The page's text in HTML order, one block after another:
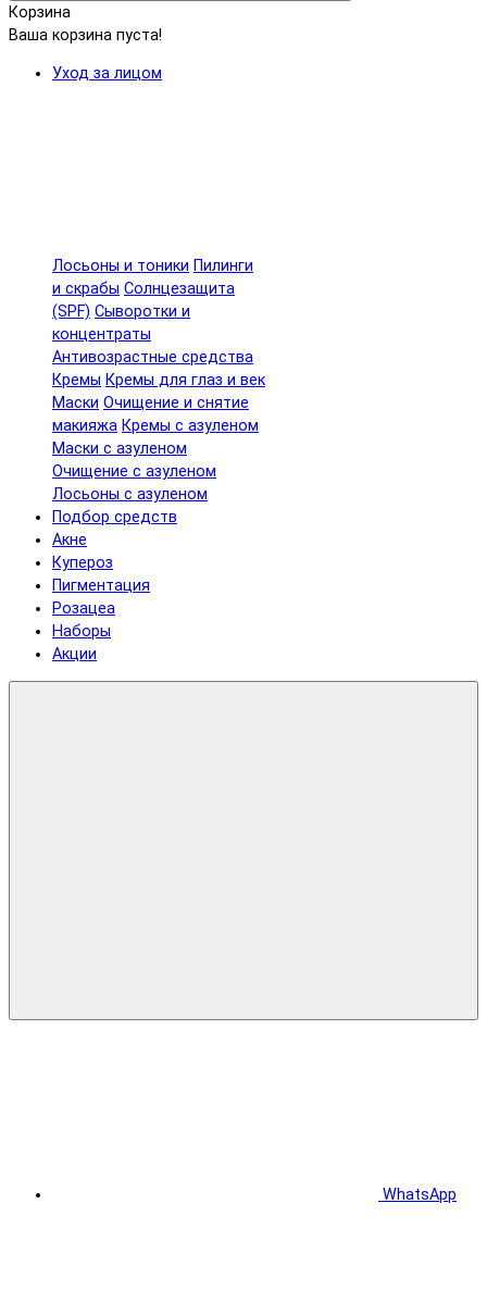
Корзина
Ваша корзина пуста!
Уход за лицом
Лосьоны и тоники Пилинги
и скрабы Солнцезащита
(SPF) Сыворотки и
концентраты
Антивозрастные средства
Кремы Кремы для глаз и век
Маски Очищение и снятие
макияжа Кремы с азуленом
Маски с азуленом
Очищение с азуленом
Лосьоны с азуленом
Подбор средств
Акне
Купероз
Пигментация
Розацеа
Наборы
Акции
WhatsApp